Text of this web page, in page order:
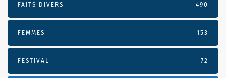
FAITS DIVERS 490
FEMMES 153
FESTIVAL 72